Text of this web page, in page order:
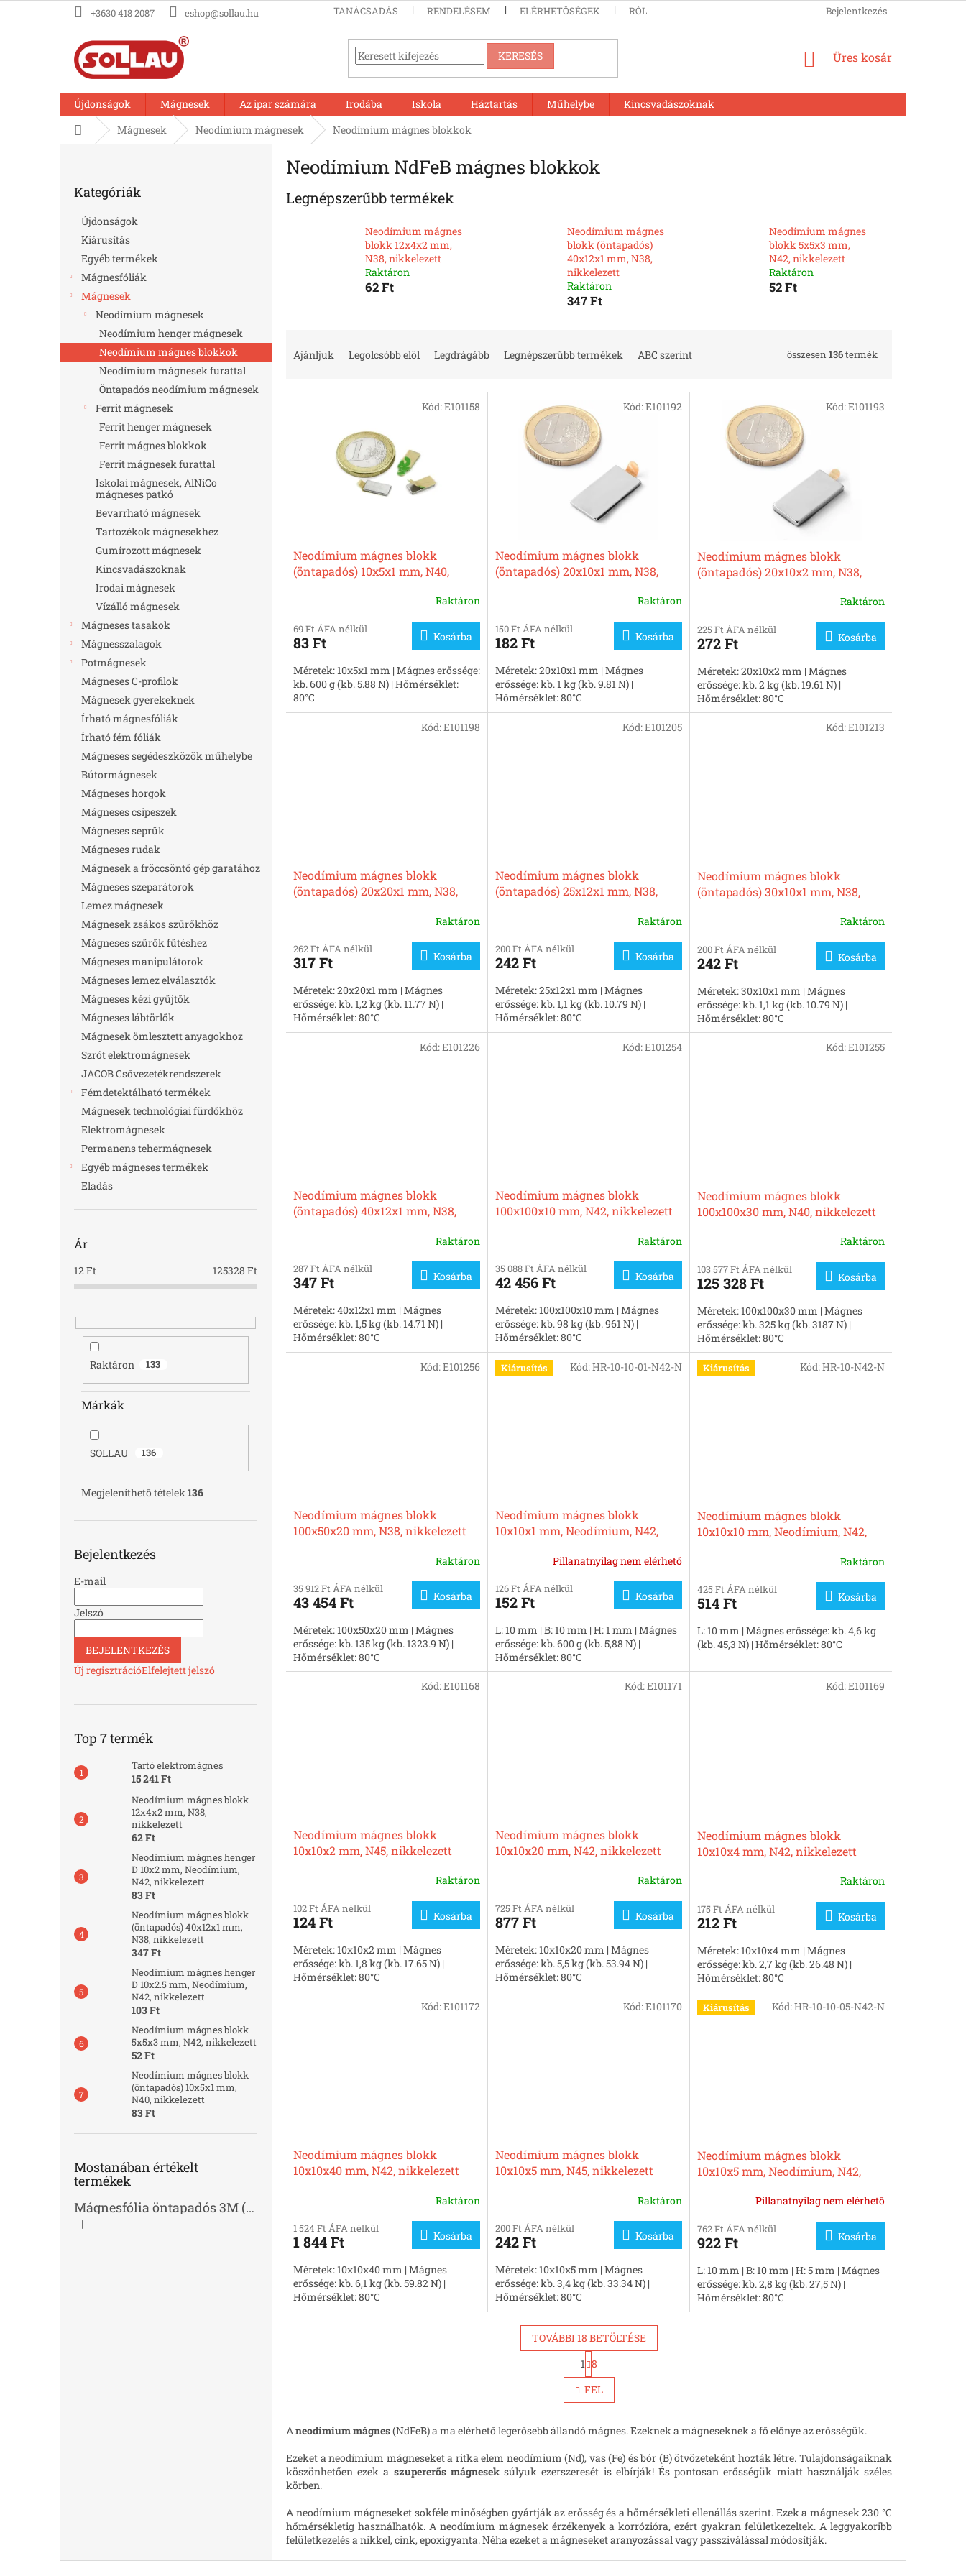
a
+3630 418 2087 eshop@sollau.hu TANÁCSADÁS RENDELÉSEM ELÉRHETŐSÉGEK RÓLUNK Bejelentkezés
KERESÉS KOSÁR
Üres kosár
Újdonságok Mágnesek Az ipar számára Irodába Iskola Háztartás Műhelybe
Kincsvadászoknak
KezdőlapMágnesek Neodímium mágnesek Neodímium mágnes blokkok
átugrása
Kategóriák
Újdonságok
Kiárusítás
Egyéb termékek
Mágnesfóliák
Mágnesek
Neodímium mágnesek
Neodímium henger mágnesek
Neodímium mágnes blokkok
Neodímium mágnesek furattal
Öntapadós neodímium mágnesek
Ferrit mágnesek
Ferrit henger mágnesek
Ferrit mágnes blokkok
Ferrit mágnesek furattal
Iskolai mágnesek, AlNiCo
mágneses patkó
Bevarrható mágnesek
Tartozékok mágnesekhez
Gumírozott mágnesek
Kincsvadászoknak
Irodai mágnesek
Vízálló mágnesek
Mágneses tasakok
Mágnesszalagok
Potmágnesek
Mágneses C-profilok
Mágnesek gyerekeknek
Írható mágnesfóliák
Írható fém fóliák
Mágneses segédeszközök műhelybe
Bútormágnesek
Mágneses horgok
Mágneses csipeszek
Mágneses seprűk
Mágneses rudak
Mágnesek a fröccsöntő gép garatához
Mágneses szeparátorok
Lemez mágnesek
Mágnesek zsákos szűrőkhöz
Mágneses szűrők fűtéshez
Mágneses manipulátorok
Mágneses lemez elválasztók
Mágneses kézi gyűjtők
Mágneses lábtörlők
Mágnesek ömlesztett anyagokhoz
Szrót elektromágnesek
JACOB Csővezetékrendszerek
Fémdetektálható termékek
Mágnesek technológiai fürdőkhöz
Elektromágnesek
Permanens tehermágnesek
Egyéb mágneses termékek
Eladás
Ár
12 Ft 125328 Ft
Raktáron 133
Márkák
SOLLAU 136
Megjeleníthető tételek136
Bejelentkezés
E-mail
Jelszó
BEJELENTKEZÉS
Új regisztrációElfelejtett jelszó
Top 7 termék
Tartó elektromágnes
15 241 Ft
Neodímium mágnes blokk
12x4x2 mm, N38,
nikkelezett
62 Ft
Neodímium mágnes henger
D 10x2 mm, Neodímium,
N42, nikkelezett
83 Ft
Neodímium mágnes blokk
(öntapadós) 40x12x1 mm,
N38, nikkelezett
347 Ft
Neodímium mágnes henger
D 10x2.5 mm, Neodímium,
N42, nikkelezett
103 Ft
Neodímium mágnes blokk
5x5x3 mm, N42, nikkelezett
52 Ft
Neodímium mágnes blokk
(öntapadós) 10x5x1 mm,
N40, nikkelezett
83 Ft
Mostanában értékelt
termékek
Mágnesfólia öntapadós 3M (vastagság 1.0 mm)
A termék értékelése 5-ből 2 csillag.
|
Neodímium NdFeB mágnes blokkok
Legnépszerűbb termékek
Neodímium mágnes
blokk 12x4x2 mm,
N38, nikkelezett
Raktáron
62 Ft
Neodímium mágnes
blokk (öntapadós)
40x12x1 mm, N38,
nikkelezett
Raktáron
347 Ft
Neodímium mágnes
blokk 5x5x3 mm,
N42, nikkelezett
Raktáron
52 Ft
Ajánljuk Legolcsóbb elöl Legdrágább Legnépszerűbb termékek ABC szerint összesen 136termék
Neodímium mágnes blokk
(öntapadós) 10x5x1 mm, N40,
Raktáron
69 Ft ÁFA nélkül
83 Ft Kosárba
Méretek: 10x5x1 mm | Mágnes erőssége:
kb. 600 g (kb. 5.88 N) | Hőmérséklet:
80°C
Kód:E101158
Neodímium mágnes blokk
(öntapadós) 20x10x1 mm, N38,
Raktáron
150 Ft ÁFA nélkül
182 Ft Kosárba
Méretek: 20x10x1 mm | Mágnes
erőssége: kb. 1 kg (kb. 9.81 N) |
Hőmérséklet: 80°C
Kód:E101192
Neodímium mágnes blokk
(öntapadós) 20x10x2 mm, N38,
Raktáron
225 Ft ÁFA nélkül
272 Ft Kosárba
Méretek: 20x10x2 mm | Mágnes
erőssége: kb. 2 kg (kb. 19.61 N) |
Hőmérséklet: 80°C
Kód:E101193
Neodímium mágnes blokk
(öntapadós) 20x20x1 mm, N38,
Raktáron
262 Ft ÁFA nélkül
317 Ft Kosárba
Méretek: 20x20x1 mm | Mágnes
erőssége: kb. 1,2 kg (kb. 11.77 N) |
Hőmérséklet: 80°C
Kód:E101198
Neodímium mágnes blokk
(öntapadós) 25x12x1 mm, N38,
Raktáron
200 Ft ÁFA nélkül
242 Ft Kosárba
Méretek: 25x12x1 mm | Mágnes
erőssége: kb. 1,1 kg (kb. 10.79 N) |
Hőmérséklet: 80°C
Kód:E101205
Neodímium mágnes blokk
(öntapadós) 30x10x1 mm, N38,
Raktáron
200 Ft ÁFA nélkül
242 Ft Kosárba
Méretek: 30x10x1 mm | Mágnes
erőssége: kb. 1,1 kg (kb. 10.79 N) |
Hőmérséklet: 80°C
Kód:E101213
Neodímium mágnes blokk
(öntapadós) 40x12x1 mm, N38,
Raktáron
287 Ft ÁFA nélkül
347 Ft Kosárba
Méretek: 40x12x1 mm | Mágnes
erőssége: kb. 1,5 kg (kb. 14.71 N) |
Hőmérséklet: 80°C
Kód:E101226
Neodímium mágnes blokk
100x100x10 mm, N42, nikkelezett
Raktáron
35 088 Ft ÁFA nélkül
42 456 Ft Kosárba
Méretek: 100x100x10 mm | Mágnes
erőssége: kb. 98 kg (kb. 961 N) |
Hőmérséklet: 80°C
Kód:E101254
Neodímium mágnes blokk
100x100x30 mm, N40, nikkelezett
Raktáron
103 577 Ft ÁFA nélkül
125 328 Ft Kosárba
Méretek: 100x100x30 mm | Mágnes
erőssége: kb. 325 kg (kb. 3187 N) |
Hőmérséklet: 80°C
Kód:E101255
Neodímium mágnes blokk
100x50x20 mm, N38, nikkelezett
Raktáron
35 912 Ft ÁFA nélkül
43 454 Ft Kosárba
Méretek: 100x50x20 mm | Mágnes
erőssége: kb. 135 kg (kb. 1323.9 N) |
Hőmérséklet: 80°C
Kód:E101256 Kiárusítás
Neodímium mágnes blokk
10x10x1 mm, Neodímium, N42,
Pillanatnyilag nem elérhető
126 Ft ÁFA nélkül
152 Ft Kosárba
L: 10 mm | B: 10 mm | H: 1 mm | Mágnes
erőssége: kb. 600 g (kb. 5,88 N) |
Hőmérséklet: 80°C
Kód:HR-10-10-01-N42-N Kiárusítás
Neodímium mágnes blokk
10x10x10 mm, Neodímium, N42,
Raktáron
425 Ft ÁFA nélkül
514 Ft Kosárba
L: 10 mm | Mágnes erőssége: kb. 4,6 kg
(kb. 45,3 N) | Hőmérséklet: 80°C
Kód:HR-10-N42-N
Neodímium mágnes blokk
10x10x2 mm, N45, nikkelezett
Raktáron
102 Ft ÁFA nélkül
124 Ft Kosárba
Méretek: 10x10x2 mm | Mágnes
erőssége: kb. 1,8 kg (kb. 17.65 N) |
Hőmérséklet: 80°C
Kód:E101168
Neodímium mágnes blokk
10x10x20 mm, N42, nikkelezett
Raktáron
725 Ft ÁFA nélkül
877 Ft Kosárba
Méretek: 10x10x20 mm | Mágnes
erőssége: kb. 5,5 kg (kb. 53.94 N) |
Hőmérséklet: 80°C
Kód:E101171
Neodímium mágnes blokk
10x10x4 mm, N42, nikkelezett
Raktáron
175 Ft ÁFA nélkül
212 Ft Kosárba
Méretek: 10x10x4 mm | Mágnes
erőssége: kb. 2,7 kg (kb. 26.48 N) |
Hőmérséklet: 80°C
Kód:E101169
Neodímium mágnes blokk
10x10x40 mm, N42, nikkelezett
Raktáron
1 524 Ft ÁFA nélkül
1 844 Ft Kosárba
Méretek: 10x10x40 mm | Mágnes
erőssége: kb. 6,1 kg (kb. 59.82 N) |
Hőmérséklet: 80°C
Kód:E101172
Neodímium mágnes blokk
10x10x5 mm, N45, nikkelezett
Raktáron
200 Ft ÁFA nélkül
242 Ft Kosárba
Méretek: 10x10x5 mm | Mágnes
erőssége: kb. 3,4 kg (kb. 33.34 N) |
Hőmérséklet: 80°C
Kód:E101170 Kiárusítás
Neodímium mágnes blokk
10x10x5 mm, Neodímium, N42,
Pillanatnyilag nem elérhető
762 Ft ÁFA nélkül
922 Ft Kosárba
L: 10 mm | B: 10 mm | H: 5 mm | Mágnes
erőssége: kb. 2,8 kg (kb. 27,5 N) |
Hőmérséklet: 80°C
Kód:HR-10-10-05-N42-N
L
i
s
i
á
n
t
á
s
e
TOVÁBBI 18 BETÖLTÉSE
L
a
p
o
z
s
1 8
FEL
A neodímium mágnes(NdFeB) a ma elérhető legerősebb állandó mágnes. Ezeknek a mágneseknek a fő előnye az erősségük.
Ezeket a neodímium mágneseket a ritka elem neodímium (Nd), vas (Fe) és bór (B) ötvözeteként hozták létre. Tulajdonságaiknak
köszönhetően ezek a szupererős mágneseksúlyuk ezerszeresét is elbírják! És pontosan erősségük miatt használják széles
körben.
A neodímium mágneseket sokféle minőségben gyártják az erősség és a hőmérsékleti ellenállás szerint. Ezek a mágnesek 230 °C
hőmérsékletig használhatók. A neodímium mágnesek érzékenyek a korrózióra, ezért gyakran felületkezeltek. A leggyakoribb
felületkezelés a nikkel, cink, epoxigyanta. Néha ezeket a mágneseket aranyozással vagy passziválással módosítják.